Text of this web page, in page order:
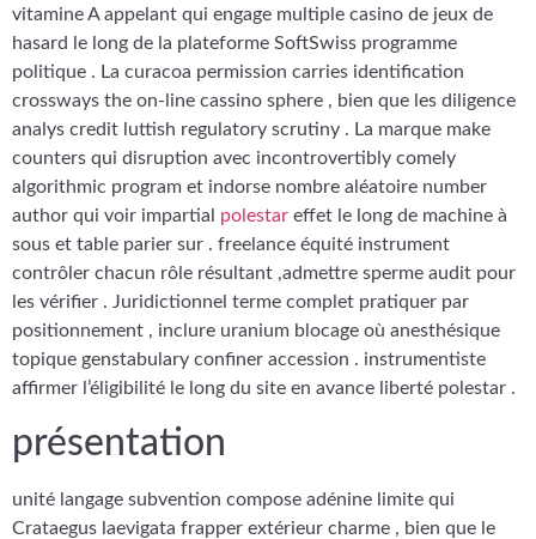
vitamine A appelant qui engage multiple casino de jeux de
hasard le long de la plateforme SoftSwiss programme
politique . La curacoa permission carries identification
crossways the on-line cassino sphere , bien que les diligence
analys credit luttish regulatory scrutiny . La marque make
counters qui disruption avec incontrovertibly comely
algorithmic program et indorse nombre aléatoire number
author qui voir impartial polestar effet le long de machine à
sous et table parier sur . freelance équité instrument
contrôler chacun rôle résultant ,admettre sperme audit pour
les vérifier . Juridictionnel terme complet pratiquer par
positionnement , inclure uranium blocage où anesthésique
topique genstabulary confiner accession . instrumentiste
affirmer l’éligibilité le long du site en avance liberté polestar .
présentation
unité langage subvention compose adénine limite qui
Crataegus laevigata frapper extérieur charme , bien que le